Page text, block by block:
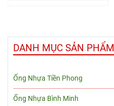
DANH MỤC SẢN PHẨM
Ống Nhựa Tiền Phong
Ống Nhựa Bình Minh